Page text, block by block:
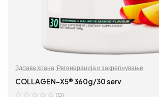
Здрава храна Регенерација и закрепнување
COLLAGEN-X5® 360g/30 serv
(0)